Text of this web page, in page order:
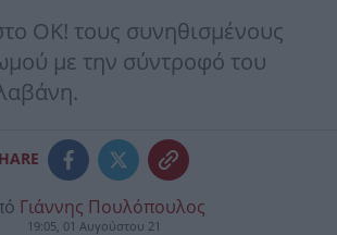
OK! τους συνηθισμένους
με την σύντροφό του
Γιάννης Πουλόπουλος
19:05, 01 Αυγούστου 21